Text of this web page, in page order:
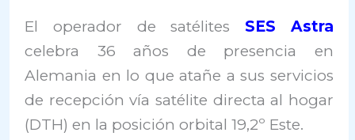
El operador de satélites SES Astra
celebra 36 años de presencia en
Alemania en lo que atañe a sus servicios
de recepción vía satélite directa al hogar
(DTH) en la posición orbital 19,2º Este.